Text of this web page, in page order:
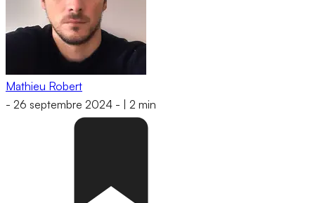
Mathieu Robert
- 26 septembre 2024 - 2 min